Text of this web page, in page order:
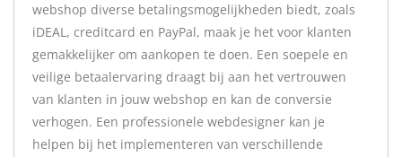
webshop diverse betalingsmogelijkheden biedt, zoals
iDEAL, creditcard en PayPal, maak je het voor klanten
gemakkelijker om aankopen te doen. Een soepele en
veilige betaalervaring draagt bij aan het vertrouwen
van klanten in jouw webshop en kan de conversie
verhogen. Een professionele webdesigner kan je
helpen bij het implementeren van verschillende